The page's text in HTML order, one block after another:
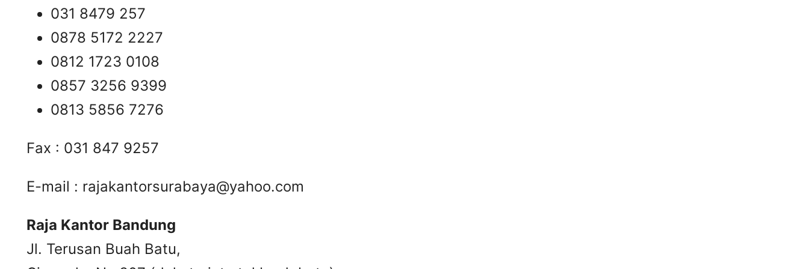
031 8479 257
0878 5172 2227
0812 1723 0108
0857 3256 9399
0813 5856 7276
Fax : 031 847 9257
E-mail : rajakantorsurabaya@yahoo.com
Raja Kantor Bandung
Jl. Terusan Buah Batu,